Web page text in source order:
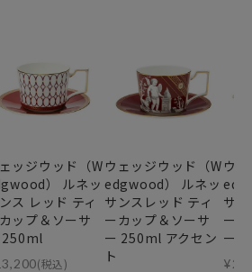
ッジウッド（W
） ルネッ
ス レッド ティ
ップ＆ソーサ
250ml
(税込)
ウェッジウッド（W
edgwood） ルネッ
サンスレッド ティ
ーカップ＆ソーサ
ー 250ml アクセン
ト
ウ
サ
ー
ー
¥